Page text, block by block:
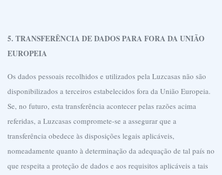
5. TRANSFERÊNCIA DE DADOS PARA FORA DA UNIÃO
EUROPEIA
Os dados pessoais recolhidos e utilizados pela Luzcasas não são
disponibilizados a terceiros estabelecidos fora da União Europeia.
Se, no futuro, esta transferência acontecer pelas razões acima
referidas, a Luzcasas compromete-se a assegurar que a
transferência obedece às disposições legais aplicáveis,
nomeadamente quanto à determinação da adequação de tal país no
que respeita a proteção de dados e aos requisitos aplicáveis a tais